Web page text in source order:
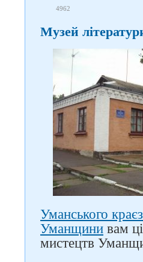
4962
Музей
Уманського
Уманщини вам
мистецтв